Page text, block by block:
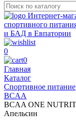
Интернет-
спортивного
и БАД в Евпатории
0
0
Главная
Каталог
Спортивное питание
BCAA
BCAA ONE
Апельсин